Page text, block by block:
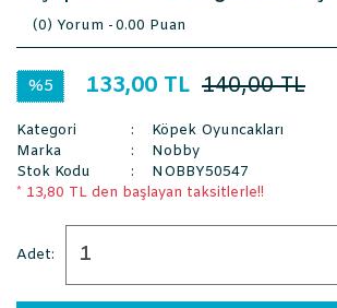
(0) Yorum -0.00 Puan
%5 133,00 TL 140,00 TL
Kategori
Köpek Oyuncakları
Marka
Nobby
Stok Kodu
NOBBY50547
* 13,80 TL den başlayan taksitlerle!!
Adet: